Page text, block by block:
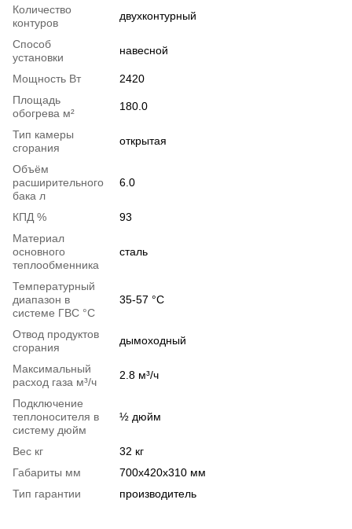
Количество
контуров
двухконтурный
Способ
установки
навесной
Мощность Вт
2420
Площадь
обогрева м²
180.0
Тип камеры
сгорания
открытая
Объём
расширительного
бака л
6.0
КПД %
93
Материал
основного
теплообменника
сталь
Температурный
диапазон в
системе ГВС °C
35-57 °C
Отвод продуктов
сгорания
дымоходный
Максимальный
расход газа м³/ч
2.8 м³/ч
Подключение
теплоносителя в
систему дюйм
½ дюйм
Вес кг
32 кг
Габариты мм
700х420х310 мм
Тип гарантии
производитель